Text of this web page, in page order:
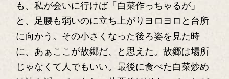
も、私が会いに行けば「白菜作っちゃるが」
と、足腰も弱いのに立ち上がりヨロヨロと台所
に向かう。その小さくなった後ろ姿を見た時
に、あぁここが故郷だ、と思えた。故郷は場所
じゃなくて人でもいい。最後に食べた白菜炒め